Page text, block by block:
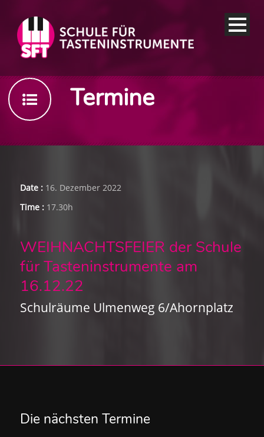
Termine
Date : 16. Dezember 2022
Time : 17.30h
WEIHNACHTSFEIER der Schule
für Tasteninstrumente am
16.12.22
Schulräume Ulmenweg 6/Ahornplatz
Die nächsten Termine